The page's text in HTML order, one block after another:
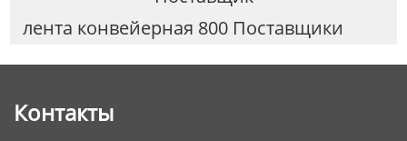
лента конвейерная 800 Поставщики
Контакты